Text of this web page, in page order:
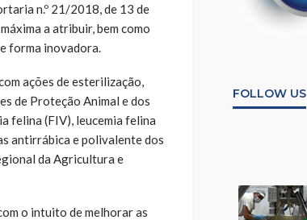
n.º 21/2018, de 13 de
a atribuir, bem como
forma inovadora.
ações de esterilização,
de Proteção Animal e dos
felina (FIV), leucemia felina
antirrábica e polivalente dos
da Agricultura e
o intuito de melhorar as
FOLLOW US